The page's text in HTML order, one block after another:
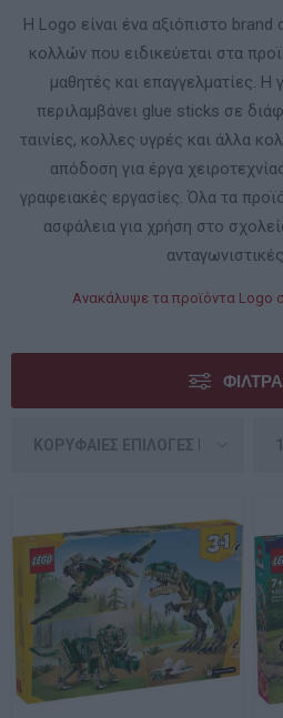
Η Logo είναι ένα αξιόπιστο
κολλών που ειδικεύεται στα
μαθητές και επαγγελματίες.
περιλαμβάνει glue sticks σε
ταινίες, κολλες υγρές και άλλα
απόδοση για έργα
γραφειακές εργασίες. Όλα τα
ασφάλεια για χρήση στο
Ανακάλυψε τα προϊόντα Logo
ΦΊΛΤΡΑ